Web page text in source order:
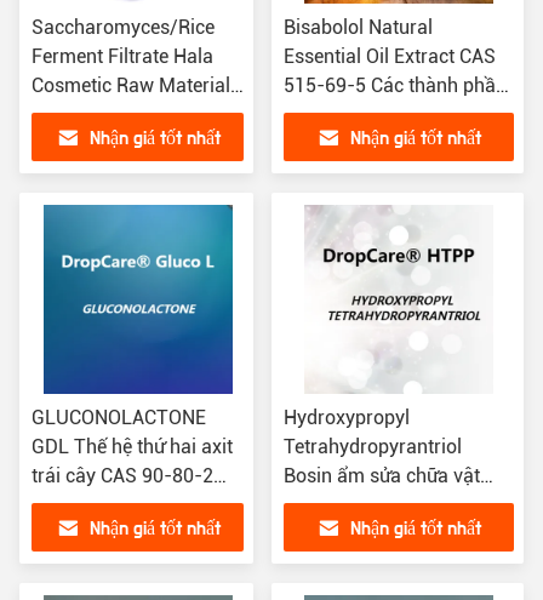
Saccharomyces/Rice
Ferment Filtrate Hala
Cosmetic Raw Materials
Fermentation source
raw material of
cosmetics Các loại kem
dưỡng chất
Nhận giá tốt nhất
Bisabolol Natural
Essential Oil Extract CAS
515-69-5 Các thành phần
chăm sóc da tự nhiên Vật
liệu nguyên liệu mỹ phẩm
Nhận giá tốt nhất
GLUCONOLACTONE
GDL Thế hệ thứ hai axit
trái cây CAS 90-80-2
Dược phẩm Vật liệu thô
ẩm ẩm ẩm ẩm ẩm ẩm
ẩm
Nhận giá tốt nhất
Hydroxypropyl
Tetrahydropyrantriol
Bosin ẩm sửa chữa vật
liệu chống lão hóa
Nhận giá tốt nhất